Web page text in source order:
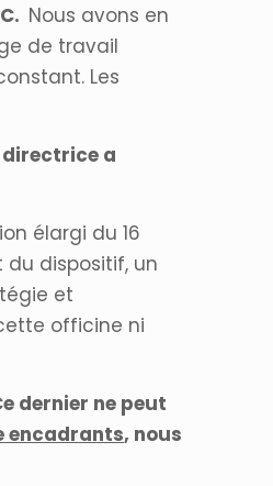
Nous avons en
de travail
Les
a
élargi du 16
du dispositif, un
et
officine ni
dernier ne peut
encadrants, nous